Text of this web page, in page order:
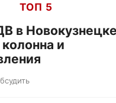
ТОП 5
в
и